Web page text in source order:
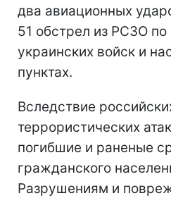
два авиационных
51 обстрел из РСЗО по
украинских войск и
пунктах.
Вследствие
террористических
погибшие и раненые
гражданского
Разрушениям и